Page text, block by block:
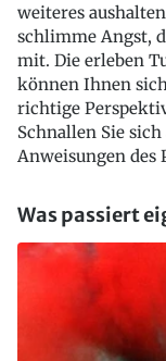
weiteres
schlimme Angst,
mit. Die erleben
können Ihnen
richtige
Schnallen Sie
Anweisungen des
Was passiert